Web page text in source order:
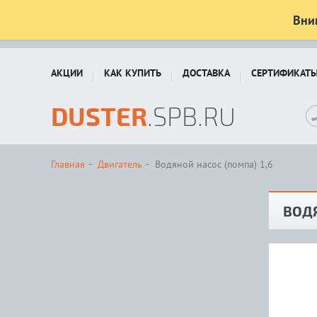
АКЦИИ КАК КУПИТЬ ДОСТАВКА
DUSTER.SPB.RU
Главная Двигатель Водяной насос (помпа) 1,6